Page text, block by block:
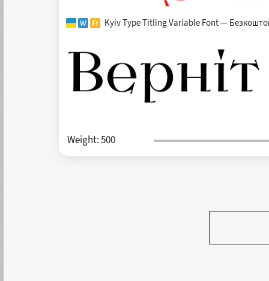
Kyiv Type Titling Variable Font —
Weight:500